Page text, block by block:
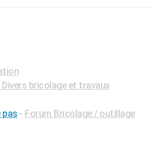
bricolage et travaux
pas - Forum Bricolage / outillage